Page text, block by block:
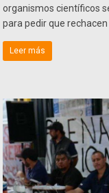
organismos científicos
para pedir que
Leer más